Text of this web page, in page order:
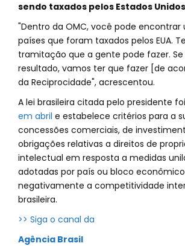
sendo taxados pelos Estados
"Dentro da OMC, você pode encontrar
países que foram taxados pelos EUA.
tramitação que a gente pode fazer.
resultado, vamos ter que fazer [de
da Reciprocidade", acrescentou.
A lei brasileira citada pelo presidente foi
em abril e estabelece critérios para a
concessões comerciais, de
obrigações relativas a direitos de
intelectual em resposta a medidas
adotadas por país ou bloco
negativamente a competitividade
brasileira.
>> Siga o canal da
Agência Brasil